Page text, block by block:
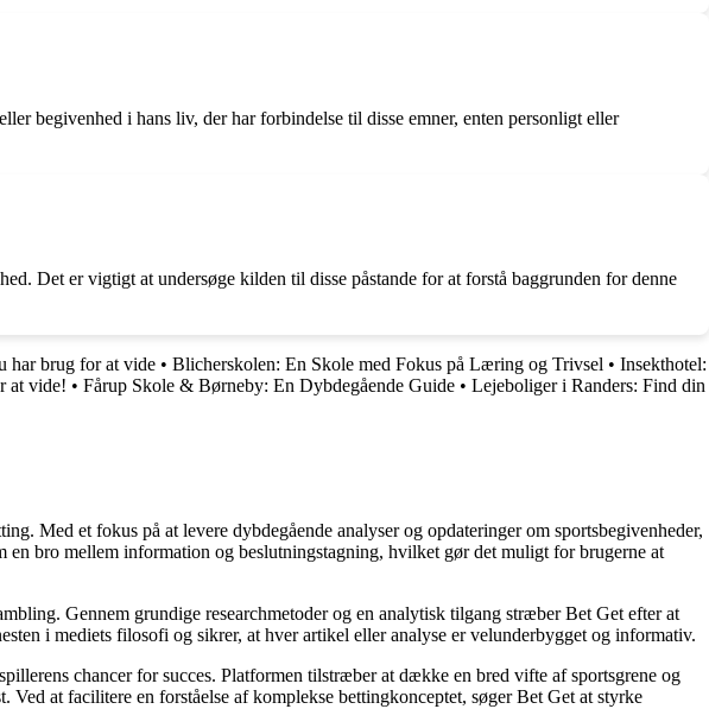
begivenhed i hans liv, der har forbindelse til disse emner, enten personligt eller
Det er vigtigt at undersøge kilden til disse påstande for at forstå baggrunden for denne
har brug for at vide • Blicherskolen: En Skole med Fokus på Læring og Trivsel • Insekthotel:
at vide! • Fårup Skole & Børneby: En Dybdegående Guide • Lejeboliger i Randers: Find din
Med et fokus på at levere dybdegående analyser og opdateringer om sportsbegivenheder,
bro mellem information og beslutningstagning, hvilket gør det muligt for brugerne at
Gennem grundige researchmetoder og en analytisk tilgang stræber Bet Get efter at
i mediets filosofi og sikrer, at hver artikel eller analyse er velunderbygget og informativ.
chancer for succes. Platformen tilstræber at dække en bred vifte af sportsgrene og
at facilitere en forståelse af komplekse bettingkonceptet, søger Bet Get at styrke